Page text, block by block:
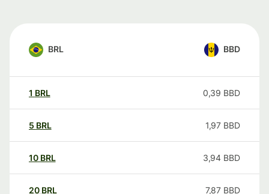
BRL BBD
1 BRL 0,39 BBD
5 BRL 1,97 BBD
10 BRL 3,94 BBD
20 BRL 7,87 BBD